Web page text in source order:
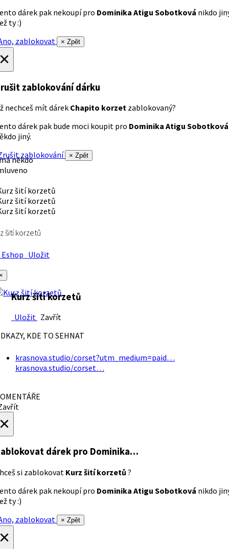
dárek pak nekoupí pro Dominika Atigu Sobotková nikdo
ty :)
zablokovat
× Zpět
zablokování dárku
nechceš mít dárek Chapito korzet zablokovaný?
dárek pak bude moci koupit pro Dominika Atigu Sobotková
jiný.
zablokování
× Zpět
někdo
šití korzetů
Uložit
Kurz šití korzetů
Uložit Zavřít
KDE TO SEHNAT
krasnova.studio/corset?utm_medium=paid…
krasnova.studio/corset…
dárek pro Dominika…
si zablokovat Kurz šití korzetů ?
dárek pak nekoupí pro Dominika Atigu Sobotková nikdo
ty :)
zablokovat
× Zpět